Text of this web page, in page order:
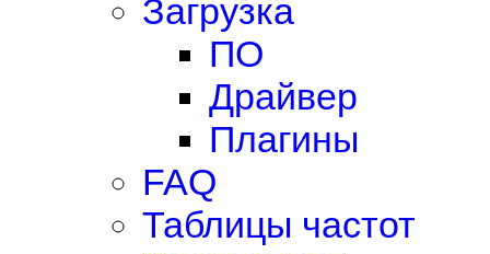
Загрузка
ПО
Драйвер
Плагины
FAQ
Таблицы частот